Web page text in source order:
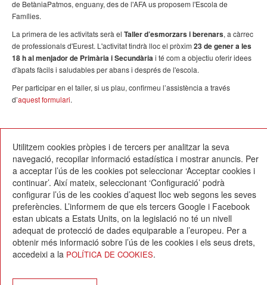
de BetàniaPatmos, enguany, des de l'AFA us proposem l'Escola de
Famílies.
La primera de les activitats serà el Taller d’esmorzars i berenars, a càrrec
de professionals d'Eurest. L'activitat tindrà lloc el pròxim 23 de gener a les
18 h al menjador de Primària i Secundària i té com a objectiu oferir idees
d'àpats fàcils i saludables per abans i després de l'escola.
Per participar en el taller, si us plau, confirmeu l’assistència a través
d’aquest formulari.
13/01/2025
Escola Betània-Patmos
C. Montevideo, 13
08034 Barcelona
Utilitzem cookies pròpies i de tercers per analitzar la seva
navegació, recopilar informació estadística i mostrar anuncis. Per
a acceptar l’ús de les cookies pot seleccionar ‘Acceptar cookies i
continuar’. Així mateix, seleccionant ‘Configuració’ podrà
configurar l’ús de les cookies d’aquest lloc web segons les seves
preferències. L’informem de que els tercers Google i Facebook
estan ubicats a Estats Units, on la legislació no té un nivell
adequat de protecció de dades equiparable a l’europeu. Per a
obtenir més informació sobre l’ús de les cookies i els seus drets,
accedeixi a la POLÍTICA DE COOKIES.